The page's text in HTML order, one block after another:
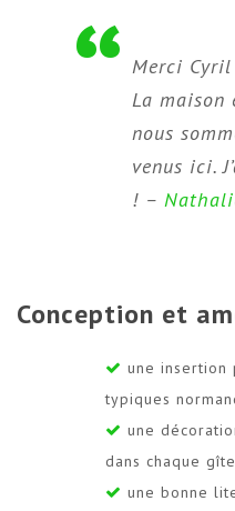
Merci
La
nous
venus ici.
! –
Conception et
une insertion
typiques
une
dans chaque gîte
une bonne